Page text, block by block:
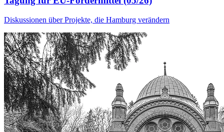
Diskussionen über Projekte, die Hamburg verändern